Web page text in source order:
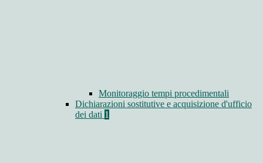
Monitoraggio tempi procedimentali
Dichiarazioni sostitutive e acquisizione d'ufficio
dei dati 1